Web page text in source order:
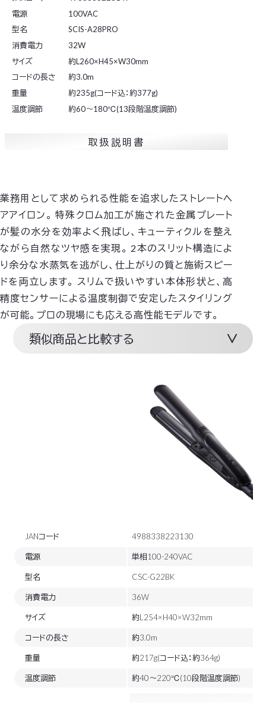
電源
100VAC
型名
SCIS-A28PRO
消費電力
32W
サイズ
約L260×H45×W30mm
コードの長さ
約3.0m
重量
約235g(コード込：約377g)
温度調節
約60～180℃(13段階温度調節)
取扱説明書
業務用として求められる性能を追求したストレートヘ
アアイロン。 特殊クロム加工が施された金属プレート
が髪の水分を効率よく飛ばし、キューティクルを整え
ながら自然なツヤ感を実現。 2本のスリット構造によ
り余分な水蒸気を逃がし、仕上がりの質と施術スピー
ドを両立します。 スリムで扱いやすい本体形状と、高
精度センサーによる温度制御で安定したスタイリング
が可能。プロの現場にも応える高性能モデルです。
類似商品と比較する
JANコード 4988338223130
電源 単相100-240VAC
型名 CSC-G22BK
消費電力 36W
サイズ 約L254×H40×W32mm
コードの長さ 約3.0m
重量 約217g(コード込：約364g)
温度調節 約40～220℃(10段階温度調節)